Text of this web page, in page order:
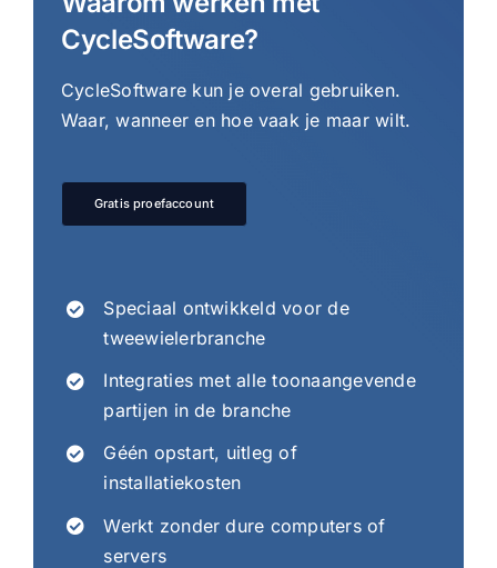
CycleSoftware?
CycleSoftware kun je overal gebruiken.
Waar, wanneer en hoe vaak je maar wilt.
Gratis proefaccount
Speciaal ontwikkeld voor de
tweewielerbranche
Integraties met alle toonaangevende
partijen in de branche
Géén opstart, uitleg of
installatiekosten
Werkt zonder dure computers of
servers